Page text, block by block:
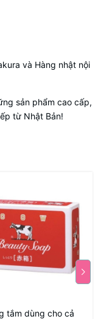
và Hàng nhật nội
sản phẩm cao cấp,
từ Nhật Bản!
tắm dùng cho cả